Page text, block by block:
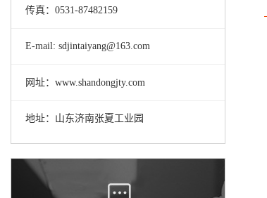
传真：0531-87482159
E-mail: sdjintaiyang@163.com
网址：www.shandongjty.com
地址：山东济南张夏工业园